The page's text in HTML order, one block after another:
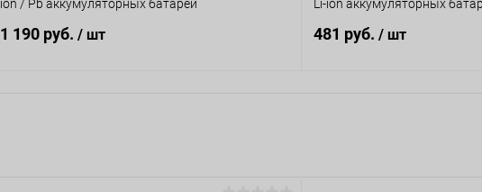
ion / Pb аккумуляторных батарей
1 190 руб. / шт
Li-ion аккумуляторных
481 руб. / шт